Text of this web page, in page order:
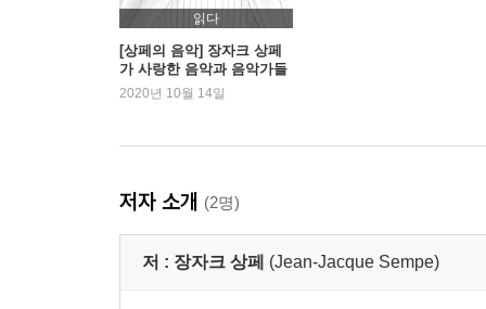
읽다
[상페의 음악] 장자크 상페
가 사랑한 음악과 음악가들
2020년 10월 14일
저자 소개 (2명)
저 : 장자크 상페 (Jean-Jacque Sempe)